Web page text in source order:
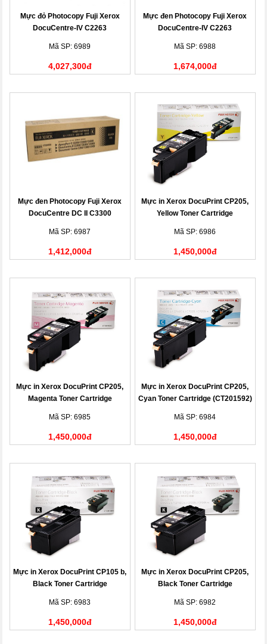
Mực đỏ Photocopy Fuji Xerox
DocuCentre-IV C2263
Mã SP: 6989
4,027,300đ
Mực đen Photocopy Fuji Xerox
DocuCentre-IV C2263
Mã SP: 6988
1,674,000đ
Mực đen Photocopy Fuji Xerox
DocuCentre DC II C3300
Mã SP: 6987
1,412,000đ
Mực in Xerox DocuPrint CP205,
Yellow Toner Cartridge
Mã SP: 6986
1,450,000đ
Mực in Xerox DocuPrint CP205,
Magenta Toner Cartridge
Mã SP: 6985
1,450,000đ
Mực in Xerox DocuPrint CP205,
Cyan Toner Cartridge (CT201592)
Mã SP: 6984
1,450,000đ
Mực in Xerox DocuPrint CP105 b,
Black Toner Cartridge
Mã SP: 6983
1,450,000đ
Mực in Xerox DocuPrint CP205,
Black Toner Cartridge
Mã SP: 6982
1,450,000đ